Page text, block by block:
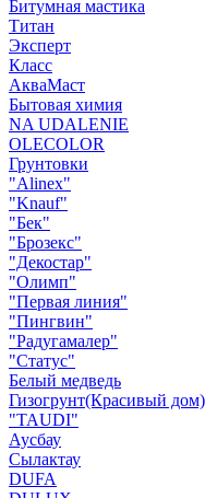
Битумная мастика
Титан
Эксперт
Класс
АкваМаст
Бытовая химия
NA UDALENIE
OLECOLOR
Грунтовки
"Alinex"
"Knauf"
"Бек"
"Брозекс"
"Декостар"
"Олимп"
"Первая линия"
"Пингвин"
"Радугамалер"
"Статус"
Белый медведь
Гизогрунт(Красивый дом)
"TAUDI"
Аусбау
Сылактау
DUFA